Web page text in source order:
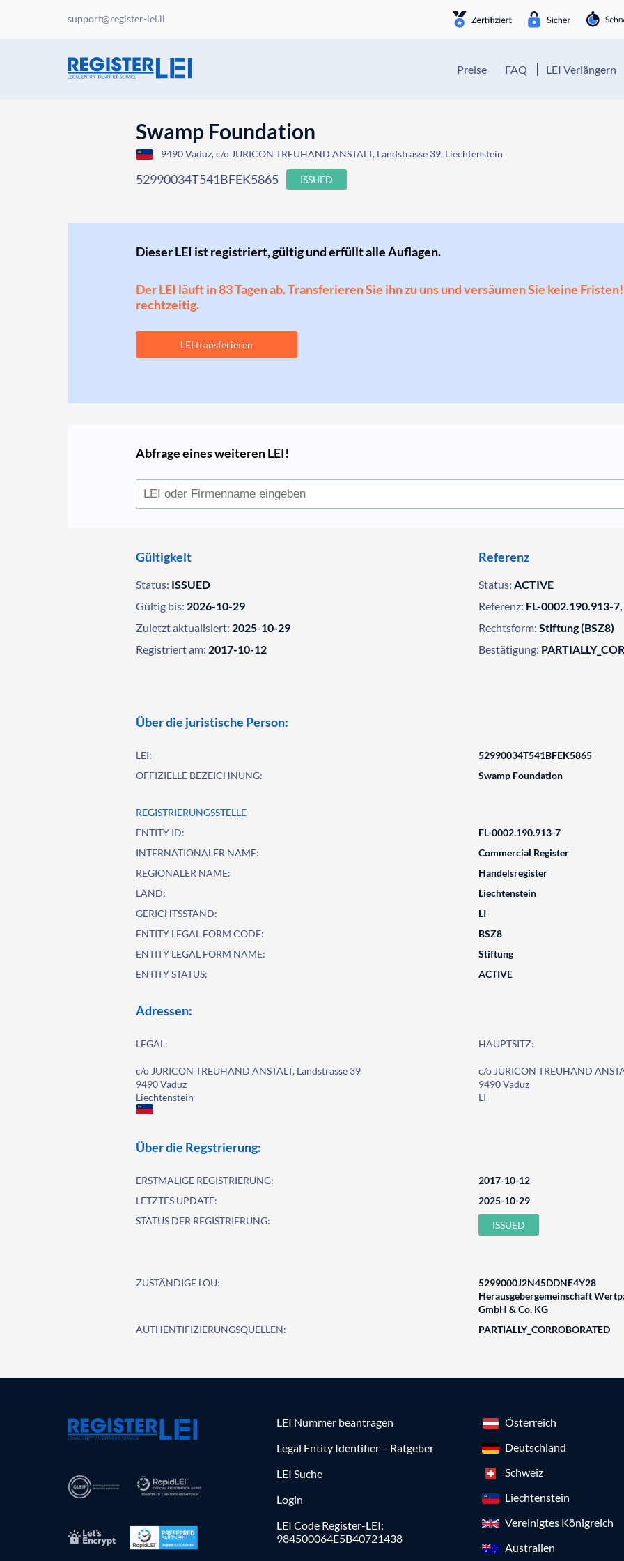
support@register-lei.li
Preise FAQ LEI Verlängern
Swamp Foundation
9490 Vaduz, c/o JURICON TREUHAND ANSTALT, Landstrasse 39, Liechtenstein
52990034T541BFEK5865 ISSUED
Dieser LEI ist registriert, gültig und erfüllt alle Auflagen.
Der LEI läuft in 83 Tagen ab. Transferieren Sie ihn zu uns und versäumen Sie keine
rechtzeitig.
LEI transferieren
Abfrage eines weiteren LEI!
Gültigkeit
Status: ISSUED
Gültig bis: 2026-10-29
Zuletzt aktualisiert: 2025-10-29
Registriert am: 2017-10-12
Referenz
Status: ACTIVE
Referenz: FL-0002.190.913-
Rechtsform: Stiftung (BSZ8)
Bestätigung:
Über die juristische Person:
LEI:
52990034T541BFEK5865
OFFIZIELLE BEZEICHNUNG:
Swamp Foundation
REGISTRIERUNGSSTELLE
ENTITY ID:
FL-0002.190.913-7
INTERNATIONALER NAME:
Commercial Register
REGIONALER NAME:
Handelsregister
LAND:
Liechtenstein
GERICHTSSTAND:
LI
ENTITY LEGAL FORM CODE:
BSZ8
ENTITY LEGAL FORM NAME:
Stiftung
ENTITY STATUS:
ACTIVE
Adressen:
LEGAL:
c/o JURICON TREUHAND ANSTALT, Landstrasse 39
9490 Vaduz
Liechtenstein
HAUPTSITZ:
c/o JURICON TREUHAND
9490 Vaduz
LI
Über die Regstrierung:
ERSTMALIGE REGISTRIERUNG:
2017-10-12
LETZTES UPDATE:
2025-10-29
STATUS DER REGISTRIERUNG:
ISSUED
ZUSTÄNDIGE LOU:
5299000J2N45DDNE4Y28
Herausgebergemeinschaft
GmbH & Co. KG
AUTHENTIFIZIERUNGSQUELLEN:
PARTIALLY_CORROBORATED
LEI Nummer beantragen
Legal Entity Identifier – Ratgeber
LEI Suche
Login
LEI Code Register-LEI:
984500064E5B40721438
Österreich
Deutschland
Schweiz
Liechtenstein
Vereinigtes Königreich
Australien